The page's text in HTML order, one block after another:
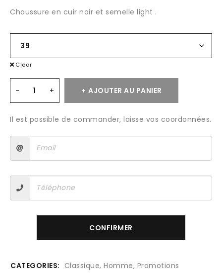
Chaussure en cuir noir et semelle light .
Clear
AJOUTER AU PANIER
Il est possible de commander, laisse vos coordonnées.
CONFIRMER
CATEGORIES: Classique, Homme, Promotions